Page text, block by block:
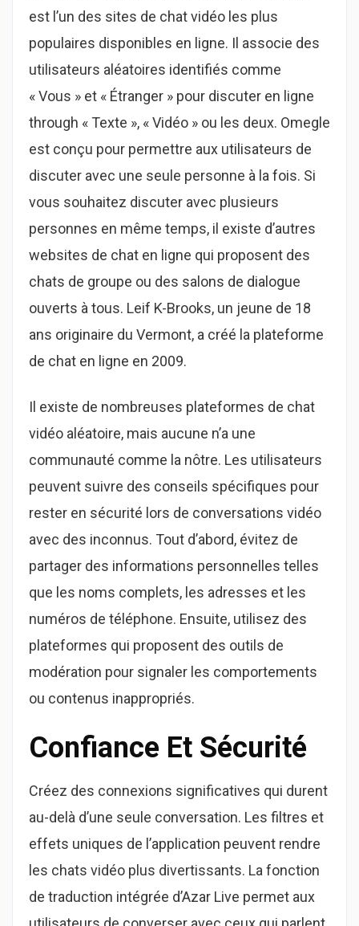
est l’un des sites de chat vidéo les plus
populaires disponibles en ligne. Il associe des
utilisateurs aléatoires identifiés comme
« Vous » et « Étranger » pour discuter en ligne
through « Texte », « Vidéo » ou les deux. Omegle
est conçu pour permettre aux utilisateurs de
discuter avec une seule personne à la fois. Si
vous souhaitez discuter avec plusieurs
personnes en même temps, il existe d’autres
websites de chat en ligne qui proposent des
chats de groupe ou des salons de dialogue
ouverts à tous. Leif K-Brooks, un jeune de 18
ans originaire du Vermont, a créé la plateforme
de chat en ligne en 2009.
Il existe de nombreuses plateformes de chat
vidéo aléatoire, mais aucune n’a une
communauté comme la nôtre. Les utilisateurs
peuvent suivre des conseils spécifiques pour
rester en sécurité lors de conversations vidéo
avec des inconnus. Tout d’abord, évitez de
partager des informations personnelles telles
que les noms complets, les adresses et les
numéros de téléphone. Ensuite, utilisez des
plateformes qui proposent des outils de
modération pour signaler les comportements
ou contenus inappropriés.
Confiance Et Sécurité
Créez des connexions significatives qui durent
au-delà d’une seule conversation. Les filtres et
effets uniques de l’application peuvent rendre
les chats vidéo plus divertissants. La fonction
de traduction intégrée d’Azar Live permet aux